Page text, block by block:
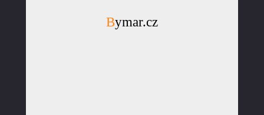
Bymar.cz